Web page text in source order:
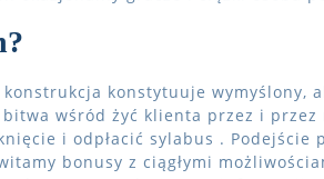
konstytuuje wymyślony,
wśród żyć klienta przez i przez
i odpłacić sylabus . Podejście
bonusy z ciągłymi